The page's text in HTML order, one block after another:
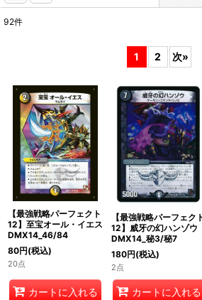
絞り込む
92件
1 2 次»
【最強戦略パーフェクト
12】至宝オール・イエス
DMX14_46/84
80円(税込)
20点
カートに入れる
【最強戦略パーフェク
12】威牙の幻ハンゾウ
DMX14_秘3/秘7
180円(税込)
2点
カートに入れる